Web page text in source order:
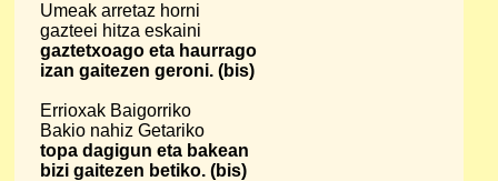
Umeak arretaz horni
gazteei hitza eskaini
gaztetxoago eta haurrago
izan gaitezen geroni. (bis)
Errioxak Baigorriko
Bakio nahiz Getariko
topa dagigun eta bakean
bizi gaitezen betiko. (bis)